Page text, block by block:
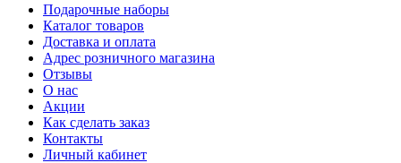
Подарочные наборы
Каталог товаров
Доставка и оплата
Адрес розничного магазина
Отзывы
О нас
Акции
Как сделать заказ
Контакты
Личный кабинет